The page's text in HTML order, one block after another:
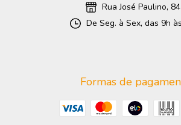
Rua José Paulino,
De Seg. à Sex, das 9h
Formas de